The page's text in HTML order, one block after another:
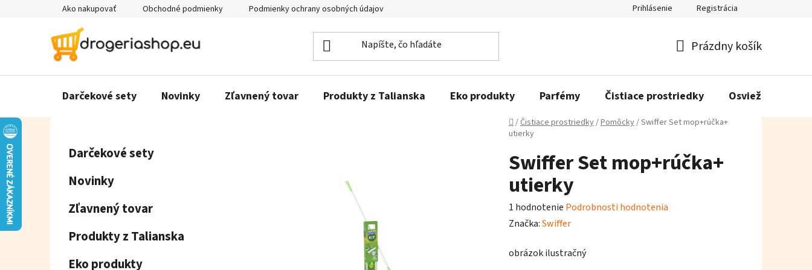
Ako nakupovať Obchodné podmienky Podmienky ochrany osobných údajov Prihlásenie Registrácia
košík
Prázdny košík
Darčekové sety Novinky Zľavnený tovar Produkty z Talianska Eko produkty Parfémy Čistiace prostriedky Osviežovače
Domov
/Čistiace prostriedky/Pomôcky/Swiffer Set mop+rúčka+
utierky
Preskočiť
kategórie
Darčekové sety
Novinky
Zľavnený tovar
Produkty z Talianska
Eko produkty
Swiffer Set mop+rúčka+
utierky
Priemerné
hodnotenie
je
1 hodnotenie Podrobnosti hodnotenia
Značka:Swiffer
obrázok ilustračný